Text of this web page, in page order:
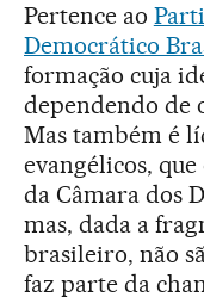
Pertence ao
Democrático
formação cuja
dependendo de
Mas também é
evangélicos,
da Câmara dos
mas, dada a
brasileiro, não
faz parte da